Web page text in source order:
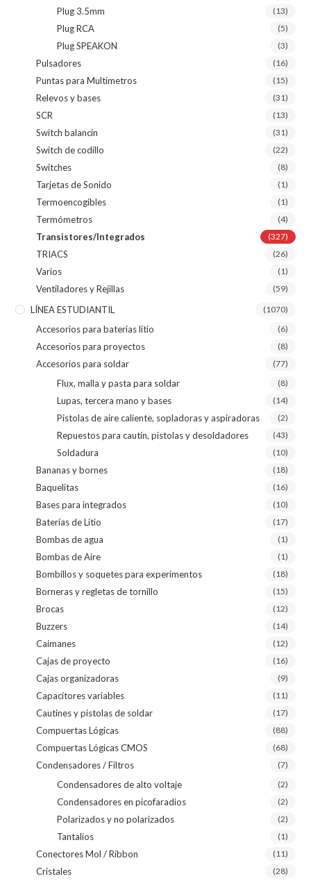
Plug 3.5mm (13)
Plug RCA (5)
Plug SPEAKON (3)
Pulsadores (16)
Puntas para Multímetros (15)
Relevos y bases (31)
SCR (13)
Switch balancin (31)
Switch de codillo (22)
Switches (8)
Tarjetas de Sonido (1)
Termoencogibles (1)
Termómetros (4)
Transistores/Integrados (327)
TRIACS (26)
Varios (1)
Ventiladores y Rejillas (59)
LÍNEA ESTUDIANTIL (1070)
Accesorios para baterias litio (6)
Accesorios para proyectos (8)
Accesorios para soldar (77)
Flux, malla y pasta para soldar (8)
Lupas, tercera mano y bases (14)
Pistolas de aire caliente, sopladoras y aspiradoras (2)
Repuestos para cautín, pistolas y desoldadores (43)
Soldadura (10)
Bananas y bornes (18)
Baquelitas (16)
Bases para integrados (10)
Baterías de Litio (17)
Bombas de agua (1)
Bombas de Aire (1)
Bombillos y soquetes para experimentos (18)
Borneras y regletas de tornillo (15)
Brocas (12)
Buzzers (14)
Caimanes (12)
Cajas de proyecto (16)
Cajas organizadoras (9)
Capacitores variables (11)
Cautines y pistolas de soldar (17)
Compuertas Lógicas (88)
Compuertas Lógicas CMOS (68)
Condensadores / Filtros (7)
Condensadores de alto voltaje (2)
Condensadores en picofaradios (2)
Polarizados y no polarizados (2)
Tantalios (1)
Conectores Mol / Ribbon (11)
Cristales (28)